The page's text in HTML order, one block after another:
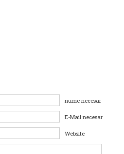
nume necesar
E-Mail necesar
Website